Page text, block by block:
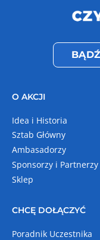
O AKCJI
Idea i Historia
Sztab Główny
Ambasadorzy
Sponsorzy i Partnerzy
Sklep
CHCĘ DOŁĄCZYĆ
Poradnik Uczestnika